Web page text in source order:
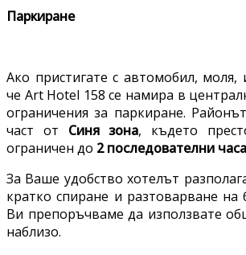
Паркиране
Ако пристигате с автомобил, моля,
че Art Hotel 158 се намира в
ограничения за паркиране.
част от Синя зона, където
ограничен до 2 последователни часа
За Ваше удобство хотелът
кратко спиране и разтоварване на
Ви препоръчваме да използвате
наблизо.